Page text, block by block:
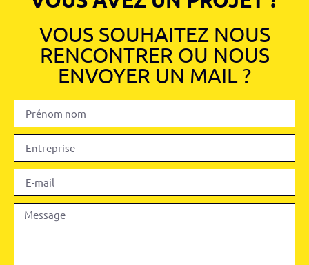
VOUS SOUHAITEZ NOUS
RENCONTRER OU NOUS
ENVOYER UN MAIL ?